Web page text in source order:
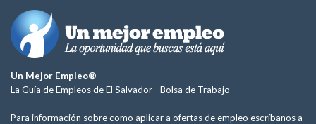
Un Mejor Empleo®
La Guía de Empleos de El Salvador - Bolsa de Trabajo
Para información sobre como aplicar a ofertas de empleo escríbanos a